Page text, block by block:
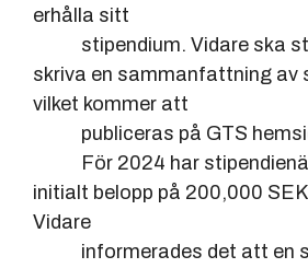
erhålla sitt
stipendium. Vidare ska
skriva en sammanfattning av
vilket kommer att
publiceras på GTS
För 2024 har
initialt belopp på 200,000
Vidare
informerades det att en